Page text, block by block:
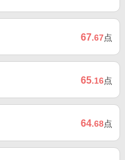
67.67点
65.16点
64.68点